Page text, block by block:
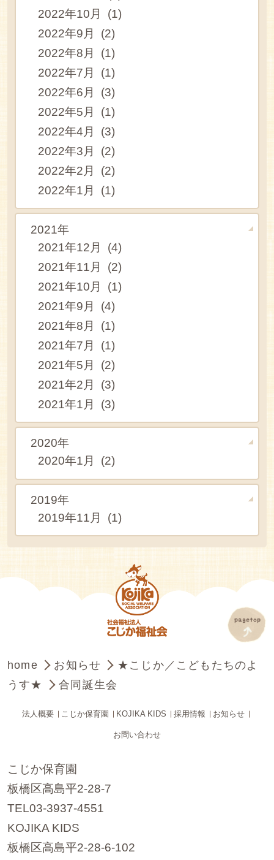
2022年10月 (1)
2022年9月 (2)
2022年8月 (1)
2022年7月 (1)
2022年6月 (3)
2022年5月 (1)
2022年4月 (3)
2022年3月 (2)
2022年2月 (2)
2022年1月 (1)
2021年
2021年12月 (4)
2021年11月 (2)
2021年10月 (1)
2021年9月 (4)
2021年8月 (1)
2021年7月 (1)
2021年5月 (2)
2021年2月 (3)
2021年1月 (3)
2020年
2020年1月 (2)
2019年
2019年11月 (1)
home お知らせ
★こじか／こどもたちのよ
うす★
合同誕生会
法人概要 こじか保育園 KOJIKA KIDS 採用情報 お知らせ
お問い合わせ
こじか保育園
板橋区高島平2-28-7
TEL03-3937-4551
KOJIKA KIDS
板橋区高島平2-28-6-102